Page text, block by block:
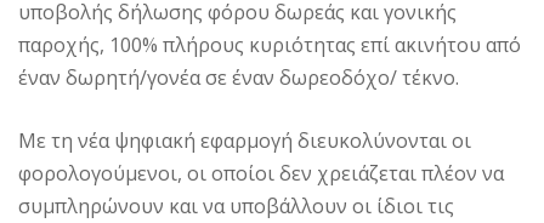
υποβολής δήλωσης φόρου δωρεάς και γονικής
παροχής, 100% πλήρους κυριότητας επί ακινήτου από
έναν δωρητή/γονέα σε έναν δωρεοδόχο/ τέκνο.
Με τη νέα ψηφιακή εφαρμογή διευκολύνονται οι
φορολογούμενοι, οι οποίοι δεν χρειάζεται πλέον να
συμπληρώνουν και να υποβάλλουν οι ίδιοι τις